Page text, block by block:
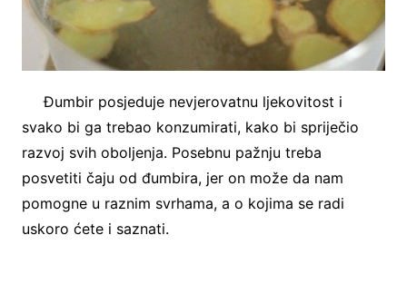
Đumbir posjeduje nevjerovatnu ljekovitost i
svako bi ga trebao konzumirati, kako bi spriječio
razvoj svih oboljenja. Posebnu pažnju treba
posvetiti čaju od đumbira, jer on može da nam
pomogne u raznim svrhama, a o kojima se radi
uskoro ćete i saznati.